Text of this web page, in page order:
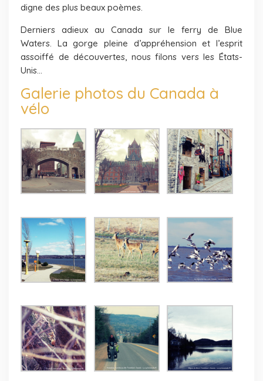
digne des plus beaux poèmes.
Derniers adieux au Canada sur le ferry de Blue
Waters. La gorge pleine d’appréhension et l’esprit
assoiffé de découvertes, nous filons vers les États-
Unis…
Galerie photos du Canada à
vélo